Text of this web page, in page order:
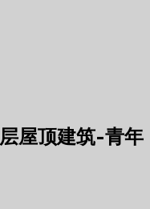
屋顶建筑-青年